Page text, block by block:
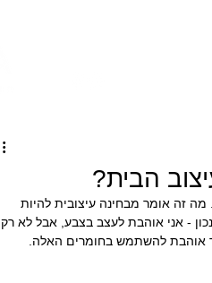
הבית?
אך עדיין השורשים שם. מה זה אומר מבחינה עיצובית להיות
- אני אוהבת לעצב בצבע, אבל לא רק.
אוהבת להשתמש בחומרים האלה.